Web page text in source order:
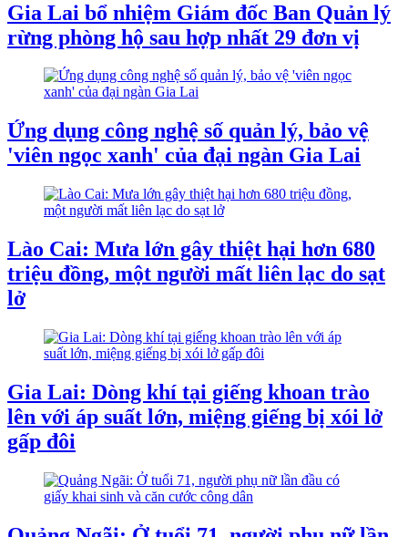
Gia Lai bổ nhiệm Giám đốc Ban Quản lý
rừng phòng hộ sau hợp nhất 29 đơn vị
Ứng dụng công nghệ số quản lý, bảo vệ
'viên ngọc xanh' của đại ngàn Gia Lai
Lào Cai: Mưa lớn gây thiệt hại hơn 680
triệu đồng, một người mất liên lạc do sạt
lở
Gia Lai: Dòng khí tại giếng khoan trào
lên với áp suất lớn, miệng giếng bị xói lở
gấp đôi